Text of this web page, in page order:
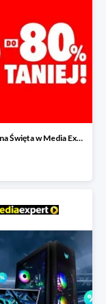
Przeceny na Święta w Media Expert do -80%